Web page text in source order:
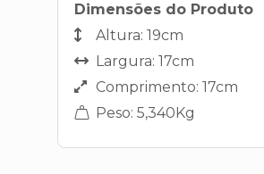
Dimensões do Produto
Altura: 19cm
Largura: 17cm
Comprimento: 17cm
Peso: 5,340Kg